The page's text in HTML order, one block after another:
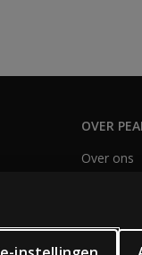
OVER
Over ons